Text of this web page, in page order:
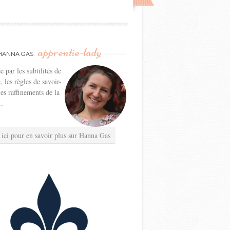
GAS, apprentie-lady
par les subtilités de
les règles de savoir-
raffinements de la
pour en savoir plus sur Hanna Gas